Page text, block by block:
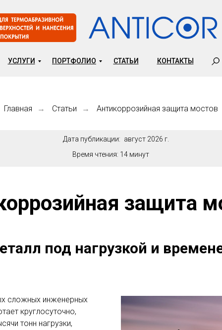
УСЛУГИ ПОРТФОЛИО КОНТАКТЫ
СТАТЬИ
Главная → Статьи → Антикоррозийная защита мостов
август 2026 г.
Дата публикации:
Время чтения: 14 минут
защита
под нагрузкой и
сложных инженерных
круглосуточно,
тонн нагрузки,